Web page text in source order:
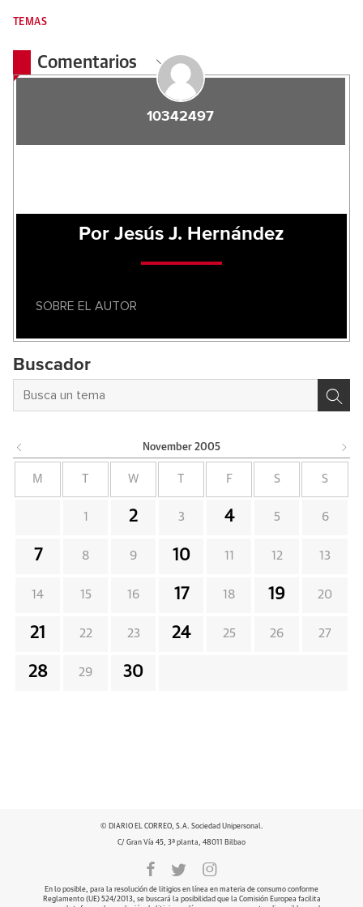
TEMAS
Comentarios
10342497
Por Jesús J. Hernández
SOBRE EL AUTOR
Buscador
November 2005
M W F S S
1 2 3 4 5 6
7 8 9 10 11 12 13
14 15 16 17 18 19 20
21 22 23 24 25 26 27
28 29 30
© DIARIO EL CORREO, S.A. Sociedad Unipersonal.
C/ Gran Vía 45, 3ª planta, 48011 Bilbao
En lo posible, para la resolución de litigios en línea en materia de consumo conforme
Reglamento (UE) 524/2013, se buscará la posibilidad que la Comisión Europea facilita